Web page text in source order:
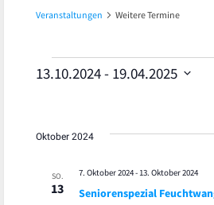
Veranstaltungen Weitere Termine
Veranstaltungen
13.10.2024 - 19.04.2025
Oktober 2024
SO.
13 Seniorenspezial
7. Oktober 2024- 13. Oktober 2024